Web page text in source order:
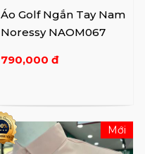
Áo Golf Ngắn Tay Nam
Noressy NAOM067
790,000 đ
Mới